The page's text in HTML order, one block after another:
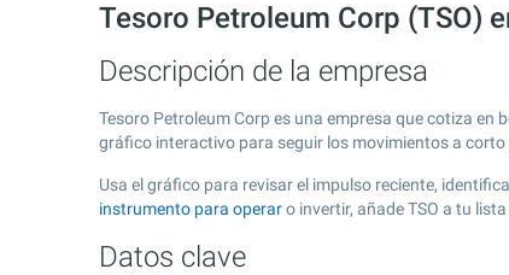
Tesoro Petroleum Corp (TSO)
Descripción de la empresa
Tesoro Petroleum Corp es una empresa que cotiza en
gráfico interactivo para seguir los movimientos a
Usa el gráfico para revisar el impulso reciente,
instrumento para operaro invertir, añade TSO a tu
Datos clave